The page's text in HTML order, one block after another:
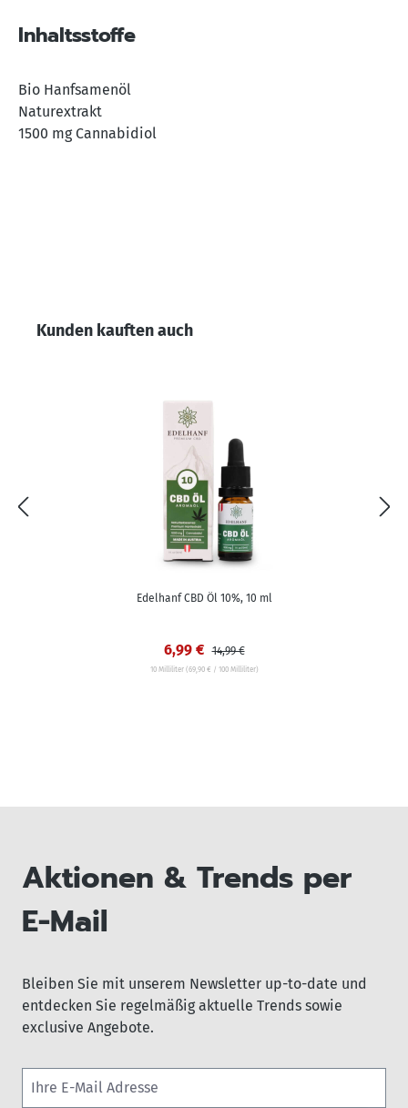
Inhaltsstoffe
Bio Hanfsamenöl
Naturextrakt
1500 mg Cannabidiol
Produktgalerie überspringen
Kunden kauften auch
Edelhanf CBD Öl 10%, 10 ml
10 Milliliter (69,90 € / 100 Milliliter)
6,99 € 14,99 €
Aktionen & Trends per
E-Mail
Bleiben Sie mit unserem Newsletter up-to-date und
entdecken Sie regelmäßig aktuelle Trends sowie
exclusive Angebote.